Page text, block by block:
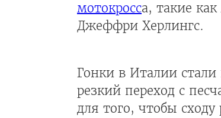
мотокросса, такие
Джеффри Херлингс.
Гонки в Италии
резкий переход с
для того, чтобы